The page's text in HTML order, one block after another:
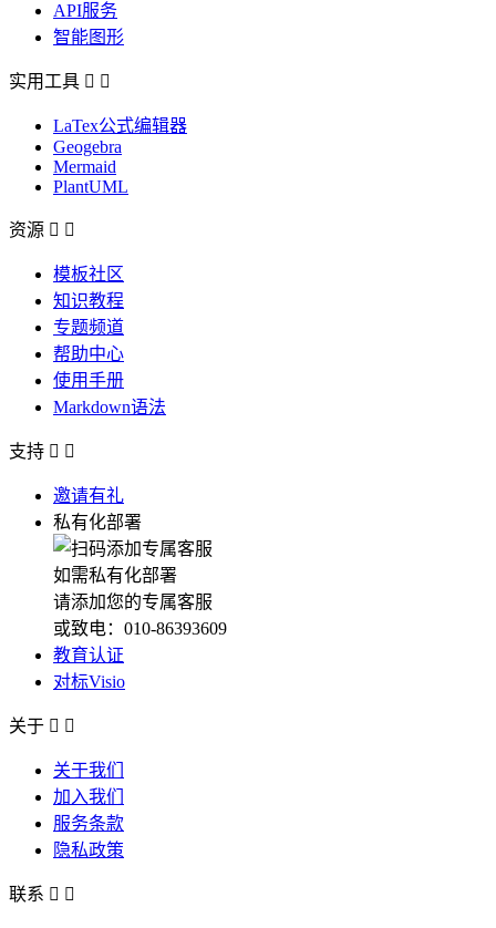
API服务
智能图形
实用工具  
LaTex公式编辑器
Geogebra
Mermaid
PlantUML
资源  
模板社区
知识教程
专题频道
帮助中心
使用手册
Markdown语法
支持  
邀请有礼
私有化部署
如需私有化部署
请添加您的专属客服
或致电：010-86393609
教育认证
对标Visio
关于  
关于我们
加入我们
服务条款
隐私政策
联系  